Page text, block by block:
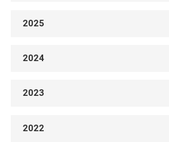
2025
2024
2023
2022